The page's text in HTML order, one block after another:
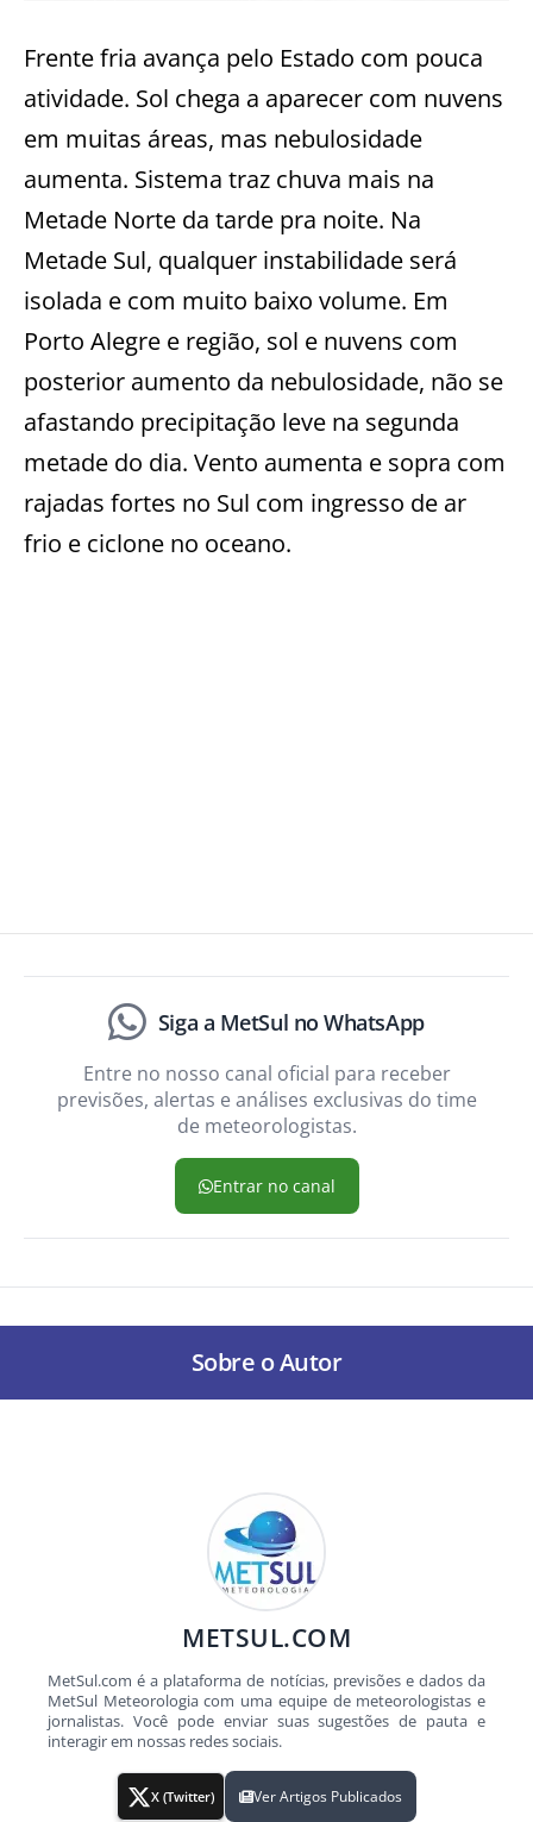
Frente fria avança pelo Estado com pouca
atividade. Sol chega a aparecer com nuvens
em muitas áreas, mas nebulosidade
aumenta. Sistema traz chuva mais na
Metade Norte da tarde pra noite. Na
Metade Sul, qualquer instabilidade será
isolada e com muito baixo volume. Em
Porto Alegre e região, sol e nuvens com
posterior aumento da nebulosidade, não se
afastando precipitação leve na segunda
metade do dia. Vento aumenta e sopra com
rajadas fortes no Sul com ingresso de ar
frio e ciclone no oceano.
Siga a MetSul no WhatsApp
Entre no nosso canal oficial para receber
previsões, alertas e análises exclusivas do time
de meteorologistas.
Entrar no canal
Sobre o Autor
METSUL.COM
MetSul.com é a plataforma de notícias, previsões e dados da
MetSul Meteorologia com uma equipe de meteorologistas e
jornalistas. Você pode enviar suas sugestões de pauta e
interagir em nossas redes sociais.
X (Twitter) Ver Artigos Publicados